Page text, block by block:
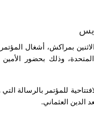
وذلك بحضور الأمين
للمؤتمر بالرسالة
الدين العثماني.